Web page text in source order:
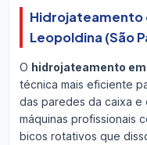
Hidrojateamento
Leopoldina (São
O hidrojateamento em
técnica mais eficiente
das paredes da caixa e
máquinas profissionais
bicos rotativos que